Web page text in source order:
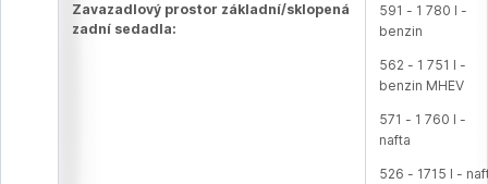
Zavazadlový prostor základní/sklopená
zadní sedadla:
591 - 1 780 l -
benzin
562 - 1 751 l -
benzin MHEV
571 - 1 760 l -
nafta
526 - 1715 l -